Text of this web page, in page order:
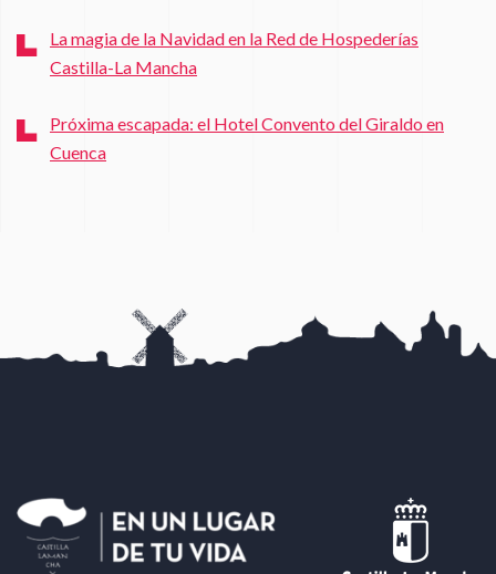
La magia de la Navidad en la Red de Hospederías
Castilla-La Mancha
Próxima escapada: el Hotel Convento del Giraldo en
Cuenca